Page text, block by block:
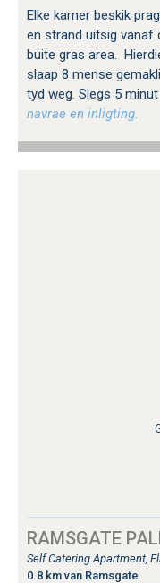
Elke kamer beskik
en strand uitsig vanaf
buite gras area.
slaap 8 mense
tyd weg. Slegs 5 minut
navrae en inligting.
RAMSGATE
Self Catering Apartment,
0.8 km van Ramsgate